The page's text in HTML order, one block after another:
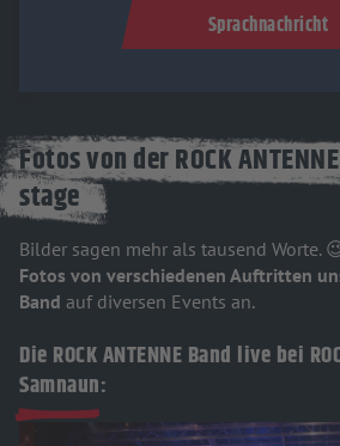
Sprachnachricht
Fotos von der ROCK
stage
Bilder sagen mehr als tausend Worte.
Fotos von verschiedenen Auftritten
Band auf diversen Events an.
Die ROCK ANTENNE Band live bei
Samnaun: